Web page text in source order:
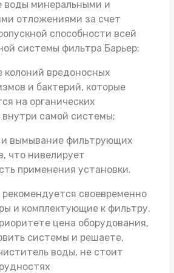
воды минеральными и
отложениями за счет
способности всей
системы фильтра Барьер;
колоний вредоносных
и бактерий, которые
на органических
самой системы;
и вымывание фильтрующих
что нивелирует
применения установки.
своевременно
и комплектующие к фильтру.
цена оборудования,
системы и решаете,
воды, не стоит